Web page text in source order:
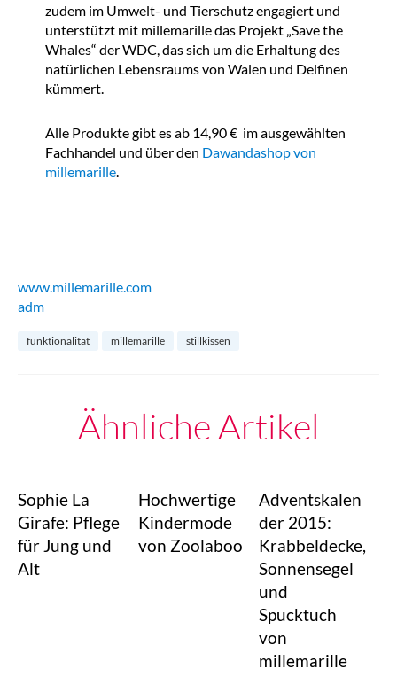
zudem im Umwelt- und Tierschutz engagiert und
unterstützt mit millemarille das Projekt „Save the
Whales“ der WDC, das sich um die Erhaltung des
natürlichen Lebensraums von Walen und Delfinen
kümmert.
Alle Produkte gibt es ab 14,90 € im ausgewählten
Fachhandel und über den Dawandashop von
millemarille.
www.millemarille.com
adm
funktionalität millemarille stillkissen
Ähnliche Artikel
Sophie La
Girafe: Pflege
für Jung und
Alt
Hochwertige
Kindermode
von Zoolaboo
Adventskalen
der 2015:
Krabbeldecke,
Sonnensegel
und
Spucktuch
von
millemarille